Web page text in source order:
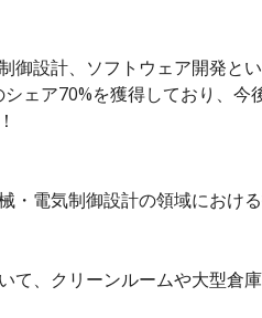
設計、ソフトウェア開発と
ェア70%を獲得しており、
電気制御設計の領域におけ
、クリーンルームや大型倉